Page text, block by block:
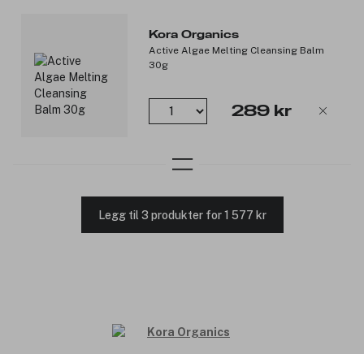
Kora Organics
Active Algae Melting Cleansing Balm
30g
289 kr
Legg til 3 produkter for 1 577 kr